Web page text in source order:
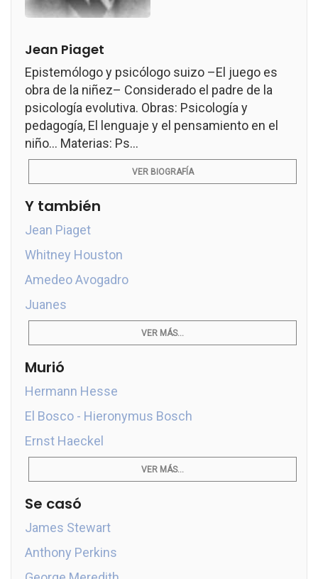
Jean Piaget
Epistemólogo y psicólogo suizo –El juego es
obra de la niñez– Considerado el padre de la
psicología evolutiva. Obras: Psicología y
pedagogía, El lenguaje y el pensamiento en el
niño... Materias: Ps...
VER BIOGRAFÍA
Y también
Jean Piaget
Whitney Houston
Amedeo Avogadro
Juanes
VER MÁS...
Murió
Hermann Hesse
El Bosco - Hieronymus Bosch
Ernst Haeckel
VER MÁS...
Se casó
James Stewart
Anthony Perkins